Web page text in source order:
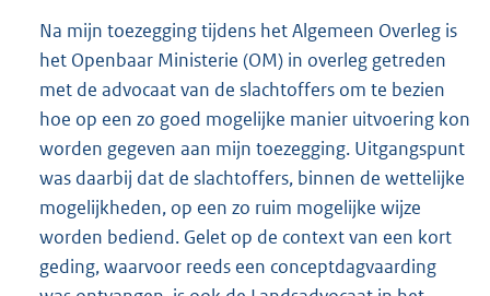
Na mijn toezegging tijdens het Algemeen Overleg is
het Openbaar Ministerie (OM) in overleg getreden
met de advocaat van de slachtoffers om te bezien
hoe op een zo goed mogelijke manier uitvoering kon
worden gegeven aan mijn toezegging. Uitgangspunt
was daarbij dat de slachtoffers, binnen de wettelijke
mogelijkheden, op een zo ruim mogelijke wijze
worden bediend. Gelet op de context van een kort
geding, waarvoor reeds een conceptdagvaarding